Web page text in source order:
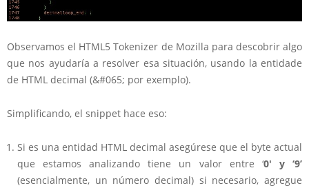
Observamos el HTML5 Tokenizer de Mozilla para descobrir algo
que nos ayudaría a resolver esa situación, usando la entidade
de HTML decimal (&#065; por exemplo).
Simplificando, el snippet hace eso:
Si es una entidad HTML decimal asegúrese que el byte actual
que estamos analizando tiene un valor entre ‘0′ y ‘9’
(esencialmente, un número decimal) si necesario, agregue